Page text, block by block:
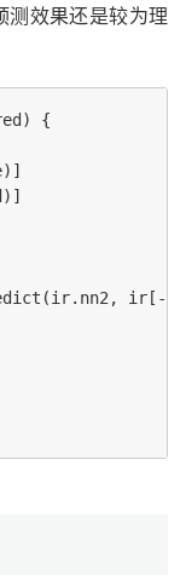
测效果还是较为理
{
ir[-